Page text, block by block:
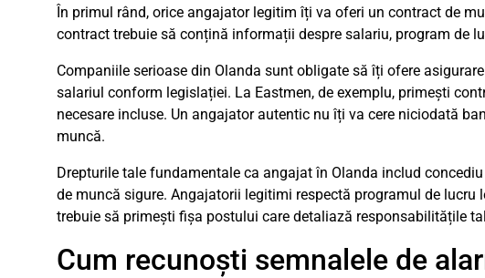
În primul rând, orice angajator legitim îți va oferi un contract de
contract trebuie să conțină informații despre salariu, program de
Companiile serioase din Olanda sunt obligate să îți ofere
salariul conform legislației. La Eastmen, de exemplu, primești
necesare incluse. Un angajator autentic nu îți va cere niciodată
muncă.
Drepturile tale fundamentale ca angajat în Olanda includ
de muncă sigure. Angajatorii legitimi respectă programul de
trebuie să primești fișa postului care detaliază responsabilitățile
Cum recunoști semnalele de